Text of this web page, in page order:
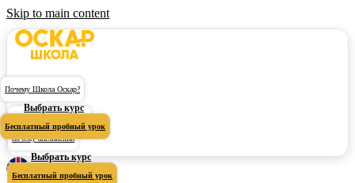
Skip to main content
почему английский
Выбрать курс
Бесплатный пробный урок
Почему Школа Оскар?
Выбрать курс
Бесплатный пробный урок